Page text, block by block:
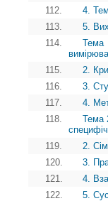
112.
4.
113.
5.
114.
Тема
115.
2.
116.
3.
117.
4.
118.
Тема
119.
2.
120.
3.
121.
4.
122.
5.